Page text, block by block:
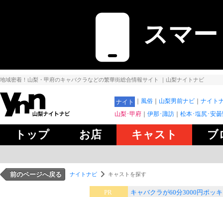
スマ
地域密着！山梨・甲府のキャバクラなどの繁華街総合情報サイト ｜山梨ナイトナビ
ナイト 風俗 山梨男前ナビ
ナイト
山梨･甲府
伊那･諏訪 松本･塩尻･安
トップ お店 キャスト ブ
前のページへ戻る ナイトナビ キャストを探す
PR キャバクラが60分3000円ポッ